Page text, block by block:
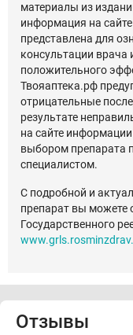
материалы из
информация на
представлена для
консультации врача
положительного
Твояаптека.рф
отрицательные
результате
на сайте
выбором препарата
специалистом.
С подробной и
препарат вы можете
Государственного
Отзывы